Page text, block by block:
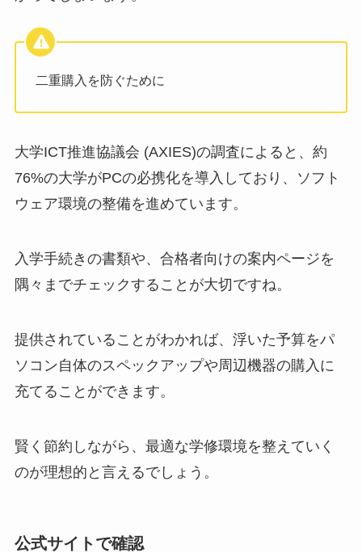
二重購入を防ぐために
大学ICT推進協議会 (AXIES)の調査によると、約
76%の大学がPCの必携化を導入しており、ソフト
ウェア環境の整備を進めています。
入学手続きの書類や、合格者向けの案内ページを
隅々までチェックすることが大切ですね。
提供されていることがわかれば、浮いた予算をパ
ソコン自体のスペックアップや周辺機器の購入に
充てることができます。
賢く節約しながら、最適な学修環境を整えていく
のが理想的と言えるでしょう。
公式サイトで確認